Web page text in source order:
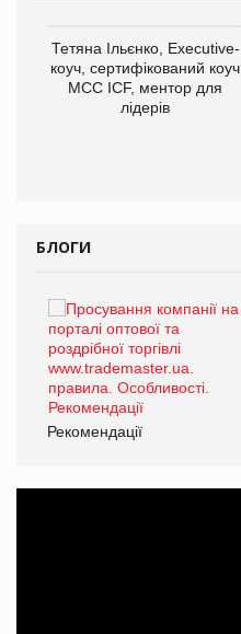
Тетяна Ільєнко, Executive-
коуч, сертифікований коуч
МСС ICF, ментор для
лідерів
БЛОГИ
Рекомендації